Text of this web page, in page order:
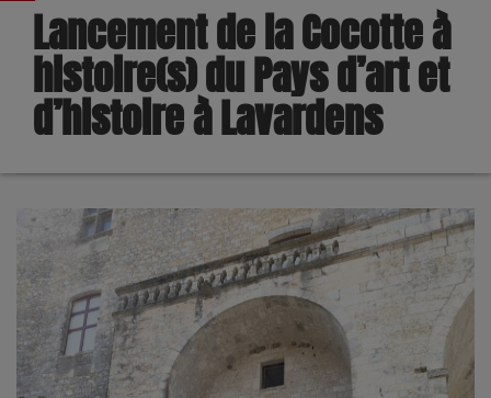
Lancement de la Cocotte à
histoire(s) du Pays d’art et
d’histoire à Lavardens